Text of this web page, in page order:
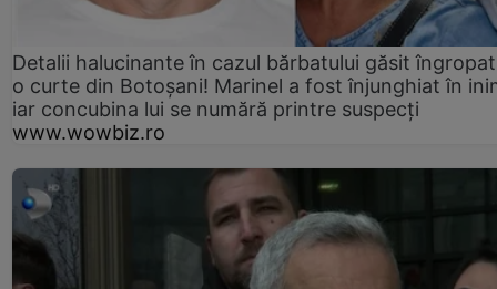
Detalii halucinante în cazul bărbatului găsit
o curte din Botoșani! Marinel a fost înjunghiat în
iar concubina lui se numără printre suspecți
www.wowbiz.ro